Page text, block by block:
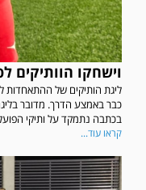
וישחקו הוותיקים
ליגת הותיקים של ההתאחדות
כבר באמצע הדרך. מדובר
בכתבה נתמקד על ותיקי
קראו עוד...